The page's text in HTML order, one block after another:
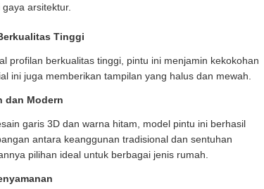
arsitektur.
Tinggi
profilan berkualitas tinggi, pintu ini menjamin kekokohan
ini juga memberikan tampilan yang halus dan mewah.
dan Modern
garis 3D dan warna hitam, model pintu ini berhasil
antara keanggunan tradisional dan sentuhan
pilihan ideal untuk berbagai jenis rumah.